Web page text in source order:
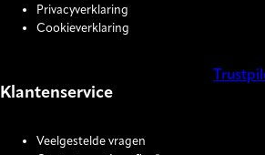
Privacyverklaring
Cookieverklaring
Klantenservice
Veelgestelde vragen